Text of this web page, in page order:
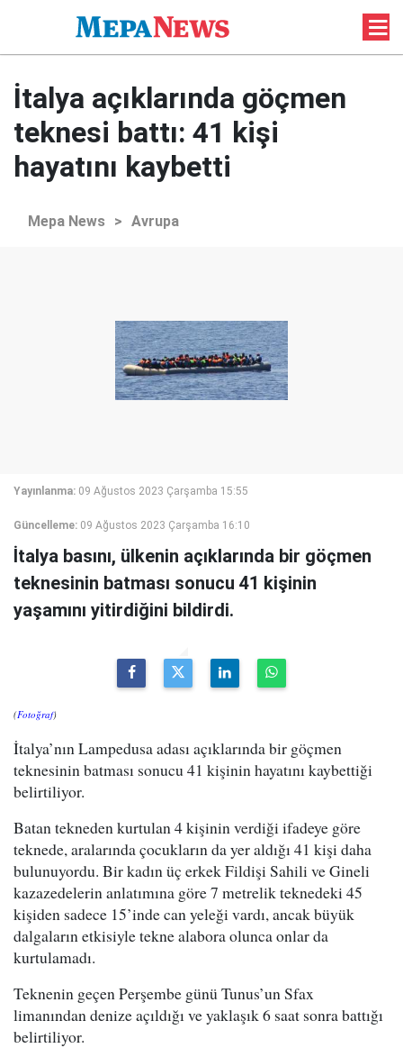
İtalya açıklarında göçmen
teknesi battı: 41 kişi
hayatını kaybetti
Mepa News > Avrupa
Yayınlanma: 09 Ağustos 2023 Çarşamba 15:55
Güncelleme: 09 Ağustos 2023 Çarşamba 16:10
İtalya basını, ülkenin açıklarında bir göçmen
teknesinin batması sonucu 41 kişinin
yaşamını yitirdiğini bildirdi.
(Fotoğraf)
İtalya’nın Lampedusa adası açıklarında bir göçmen
teknesinin batması sonucu 41 kişinin hayatını kaybettiği
belirtiliyor.
Batan tekneden kurtulan 4 kişinin verdiği ifadeye göre
teknede, aralarında çocukların da yer aldığı 41 kişi daha
bulunuyordu. Bir kadın üç erkek Fildişi Sahili ve Gineli
kazazedelerin anlatımına göre 7 metrelik teknedeki 45
kişiden sadece 15’inde can yeleği vardı, ancak büyük
dalgaların etkisiyle tekne alabora olunca onlar da
kurtulamadı.
Teknenin geçen Perşembe günü Tunus’un Sfax
limanından denize açıldığı ve yaklaşık 6 saat sonra battığı
belirtiliyor.